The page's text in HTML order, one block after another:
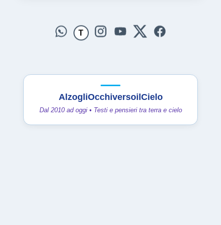
T
AlzogliOcchiversoilCielo
Dal 2010 ad oggi • Testi e pensieri tra terra e cielo